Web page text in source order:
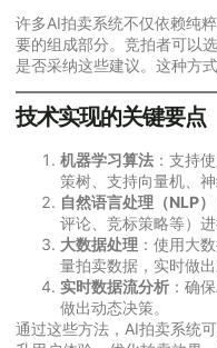
许多AI拍卖系统不仅依赖纯
要的组成部分。竞拍者可以
是否采纳这些建议。这种方
技术实现的关键要点
机器学习算法 ：支持
策树、支持向量机、
自然语言处理（NLP）
评论、竞标策略等）
大数据处理 ：使用大
量拍卖数据，实时做出
实时数据流分析 ：确
做出动态决策。
通过这些方法，AI拍卖系统